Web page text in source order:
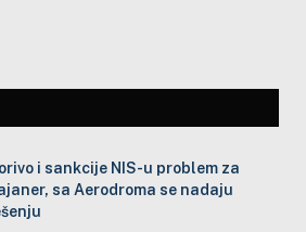
i sankcije NIS-u problem za
sa Aerodroma se nadaju